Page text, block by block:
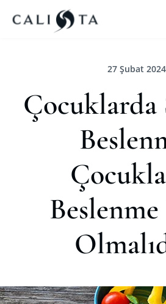
27 Şubat 2024
Çocuklarda
Beslenme